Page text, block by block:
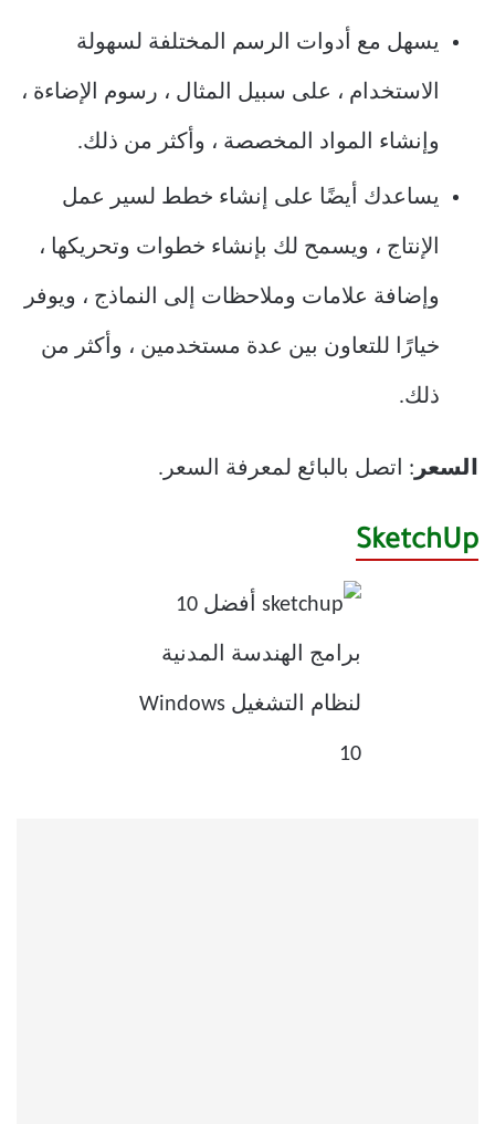
يسهل مع أدوات الرسم المختلفة لسهولة
الاستخدام ، على سبيل المثال ، رسوم الإضاءة ،
وإنشاء المواد المخصصة ، وأكثر من ذلك.
يساعدك أيضًا على إنشاء خطط لسير عمل
الإنتاج ، ويسمح لك بإنشاء خطوات وتحريكها ،
وإضافة علامات وملاحظات إلى النماذج ، ويوفر
خيارًا للتعاون بين عدة مستخدمين ، وأكثر من
ذلك.
السعر : اتصل بالبائع لمعرفة السعر.
SketchUp